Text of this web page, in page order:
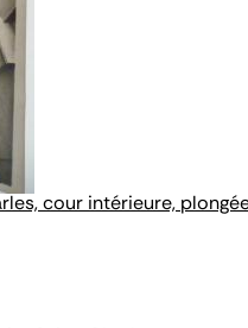
cour intérieure,